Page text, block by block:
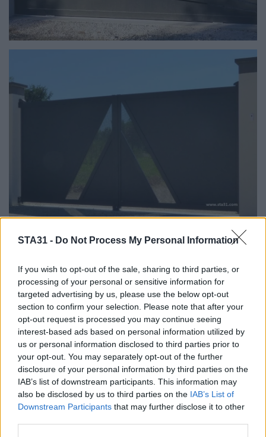
STA31 - Do Not Process My Personal Information
If you wish to opt-out of the sale, sharing to third parties, or
processing of your personal or sensitive information for
targeted advertising by us, please use the below opt-out
section to confirm your selection. Please note that after your
opt-out request is processed you may continue seeing
interest-based ads based on personal information utilized by
us or personal information disclosed to third parties prior to
your opt-out. You may separately opt-out of the further
disclosure of your personal information by third parties on the
IAB’s list of downstream participants. This information may
also be disclosed by us to third parties on the IAB’s List of
Downstream Participants that may further disclose it to other